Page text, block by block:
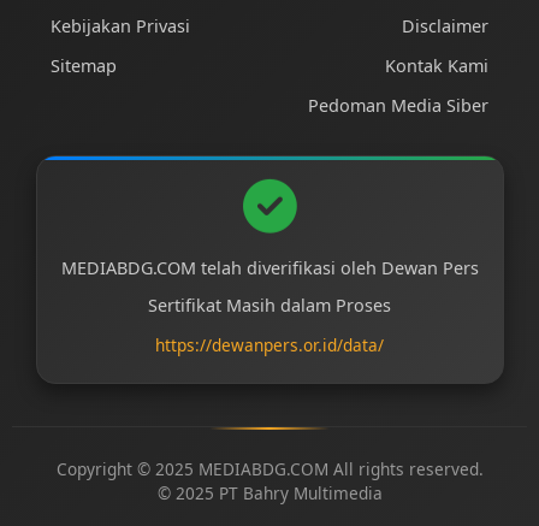
Kebijakan Privasi
Sitemap
Disclaimer
Kontak Kami
Pedoman Media Siber
MEDIABDG.COM telah diverifikasi oleh Dewan Pers
Sertifikat Masih dalam Proses
https://dewanpers.or.id/data/
Copyright © 2025 MEDIABDG.COM All rights reserved.
© 2025 PT Bahry Multimedia